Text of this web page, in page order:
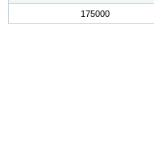
175000